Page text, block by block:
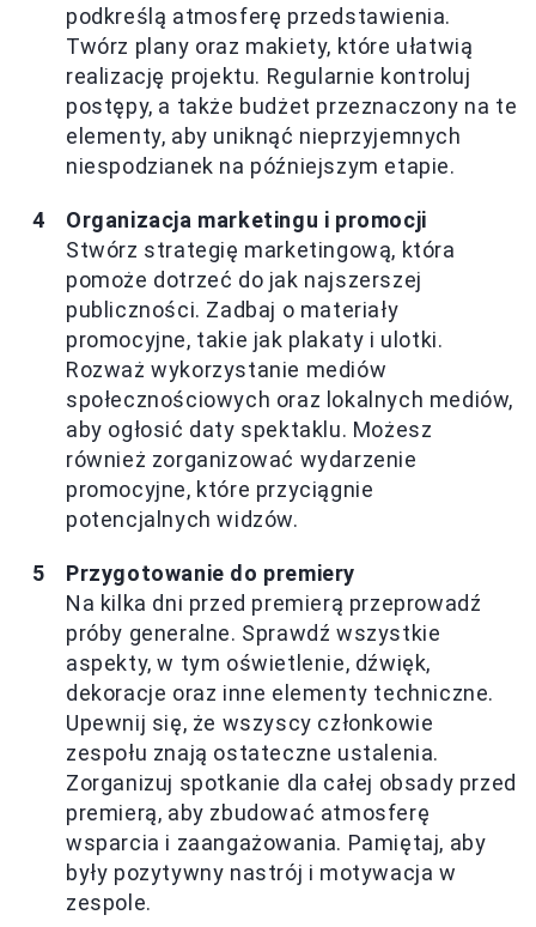
podkreślą atmosferę przedstawienia.
Twórz plany oraz makiety, które ułatwią
realizację projektu. Regularnie kontroluj
postępy, a także budżet przeznaczony na te
elementy, aby uniknąć nieprzyjemnych
niespodzianek na późniejszym etapie.
Organizacja marketingu i promocji
Stwórz strategię marketingową, która
pomoże dotrzeć do jak najszerszej
publiczności. Zadbaj o materiały
promocyjne, takie jak plakaty i ulotki.
Rozważ wykorzystanie mediów
społecznościowych oraz lokalnych mediów,
aby ogłosić daty spektaklu. Możesz
również zorganizować wydarzenie
promocyjne, które przyciągnie
potencjalnych widzów.
Przygotowanie do premiery
Na kilka dni przed premierą przeprowadź
próby generalne. Sprawdź wszystkie
aspekty, w tym oświetlenie, dźwięk,
dekoracje oraz inne elementy techniczne.
Upewnij się, że wszyscy członkowie
zespołu znają ostateczne ustalenia.
Zorganizuj spotkanie dla całej obsady przed
premierą, aby zbudować atmosferę
wsparcia i zaangażowania. Pamiętaj, aby
były pozytywny nastrój i motywacja w
zespole.